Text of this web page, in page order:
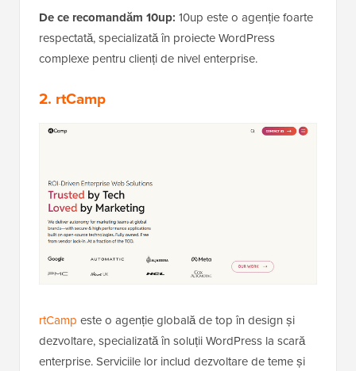
De ce recomandăm 10up: 10up este o agenție foarte
respectată, specializată în proiecte WordPress
complexe pentru clienți de nivel enterprise.
2. rtCamp
rtCamp este o agenție globală de top în design și
dezvoltare, specializată în soluții WordPress la scară
enterprise. Serviciile lor includ dezvoltare de teme și